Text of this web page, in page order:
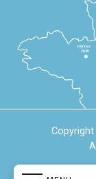
Rennes
2h30
Copyright